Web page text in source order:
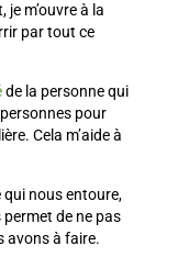
m’ouvre à la
par tout ce
de la personne qui
pour
Cela m’aide à
nous entoure,
de ne pas
avons à faire.